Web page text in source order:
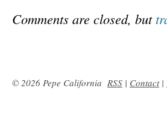
Comments are closed, but
© 2026 Pepe California RSS | Contact|